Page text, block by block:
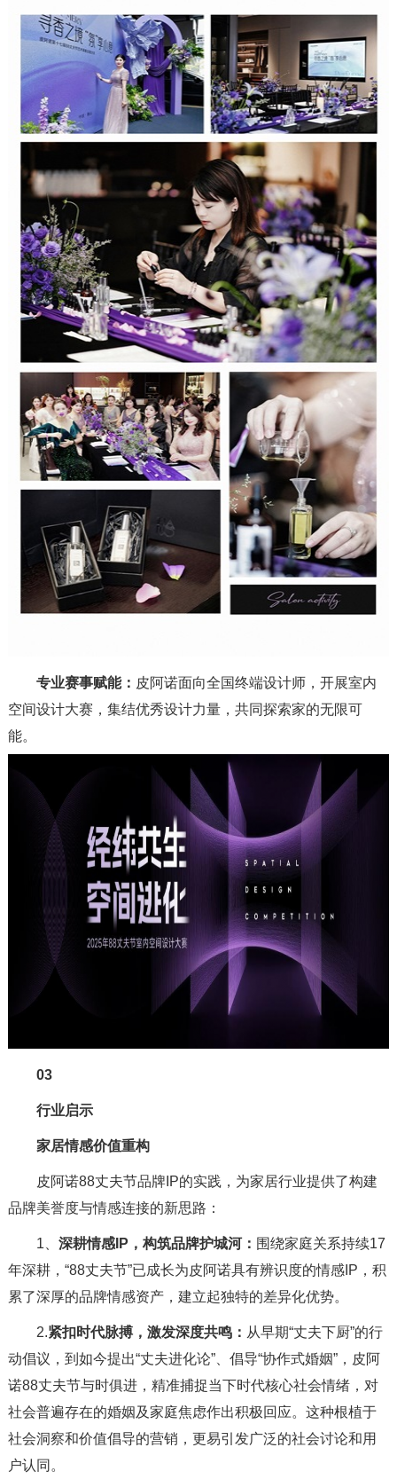
专业赛事赋能： 皮阿诺面向全国终端设计师，开展室内
空间设计大赛，集结优秀设计力量，共同探索家的无限可
能。
03
行业启示
家居情感价值重构
皮阿诺88丈夫节品牌IP的实践，为家居行业提供了构建
品牌美誉度与情感连接的新思路：
1、 深耕情感IP，构筑品牌护城河： 围绕家庭关系持续17
年深耕，“88丈夫节”已成长为皮阿诺具有辨识度的情感IP，积
累了深厚的品牌情感资产，建立起独特的差异化优势。
2.紧扣时代脉搏，激发深度共鸣： 从早期“丈夫下厨”的行
动倡议，到如今提出“丈夫进化论”、倡导“协作式婚姻”，皮阿
诺88丈夫节与时俱进，精准捕捉当下时代核心社会情绪，对
社会普遍存在的婚姻及家庭焦虑作出积极回应。这种根植于
社会洞察和价值倡导的营销，更易引发广泛的社会讨论和用
户认同。